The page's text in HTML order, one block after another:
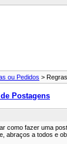
ou Pedidos >
Postagens
como fazer uma
abraços a todos e